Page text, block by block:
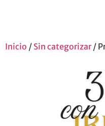
Inicio / Sin categorizar/